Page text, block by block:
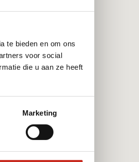
te bieden en om ons
voor social
die u aan ze heeft
Marketing